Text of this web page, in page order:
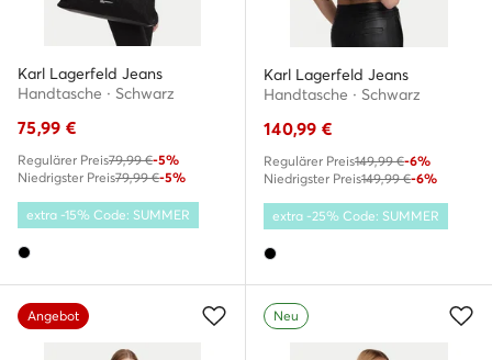
Karl Lagerfeld Jeans
Handtasche · Schwarz
75,99 €
Regulärer Preis79,99 €-5%
Niedrigster Preis79,99 €-5%
extra -15% Code: SUMMER
Karl Lagerfeld Jeans
Handtasche · Schwarz
140,99 €
Regulärer Preis149,99 €-6%
Niedrigster Preis149,99 €-6%
extra -25% Code: SUMMER
Angebot Neu